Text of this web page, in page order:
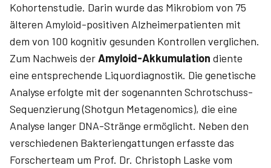
Kohortenstudie. Darin wurde das Mikrobiom von 75
älteren Amyloid-positiven Alzheimerpatienten mit
dem von 100 kognitiv gesunden Kontrollen verglichen.
Zum Nachweis derAmyloid-Akkumulation diente
eine entsprechende Liquordiagnostik. Die genetische
Analyse erfolgte mit der sogenannten Schrotschuss-
Sequenzierung (Shotgun Metagenomics), die eine
Analyse langer DNA-Stränge ermöglicht. Neben den
verschiedenen Bakteriengattungen erfasste das
Forscherteam um Prof. Dr. Christoph Laske vom